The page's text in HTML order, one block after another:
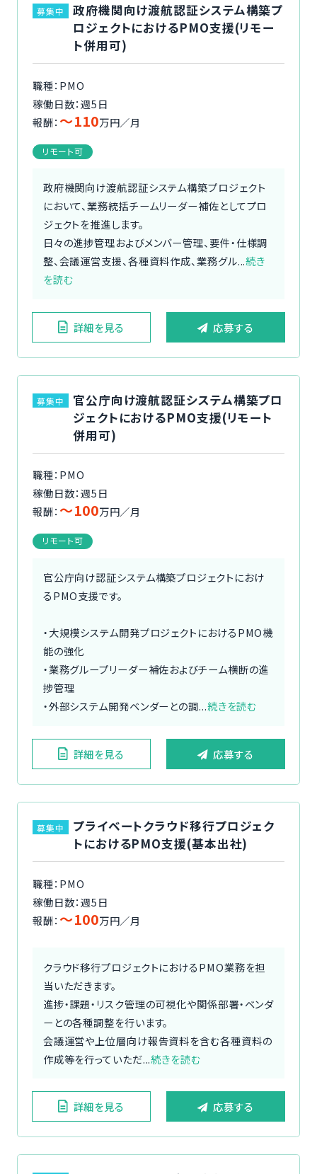
募集中
政府機関向け渡航認証システム構築プ
ロジェクトにおけるPMO支援(リモー
ト併用可)
職種：PMO
稼働日数：週5日
報酬： 〜110万円／月
リモート可
政府機関向け渡航認証システム構築プロジェクト
において、業務統括チームリーダー補佐としてプロ
ジェクトを推進します。
日々の進捗管理およびメンバー管理、要件・仕様調
整、会議運営支援、各種資料作成、業務グル...続き
を読む
詳細を見る 応募する
募集中
官公庁向け渡航認証システム構築プロ
ジェクトにおけるPMO支援(リモート
併用可)
職種：PMO
稼働日数：週5日
報酬： 〜100万円／月
リモート可
官公庁向け認証システム構築プロジェクトにおけ
るPMO支援です。
・大規模システム開発プロジェクトにおけるPMO機
能の強化
・業務グループリーダー補佐およびチーム横断の進
捗管理
・外部システム開発ベンダーとの調...続きを読む
詳細を見る 応募する
募集中
プライベートクラウド移行プロジェク
トにおけるPMO支援(基本出社)
職種：PMO
稼働日数：週5日
報酬： 〜100万円／月
クラウド移行プロジェクトにおけるPMO業務を担
当いただきます。
進捗・課題・リスク管理の可視化や関係部署・ベンダ
ーとの各種調整を行います。
会議運営や上位層向け報告資料を含む各種資料の
作成等を行っていただ...続きを読む
詳細を見る 応募する